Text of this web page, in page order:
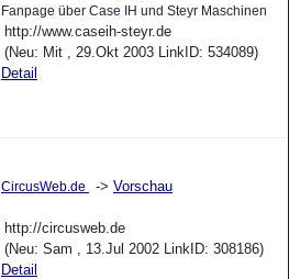
Fanpage über Case IH und Steyr Maschinen
http://www.caseih-steyr.de
(Neu: Mit , 29.Okt 2003 LinkID: 534089)
Detail
CircusWeb.de -> Vorschau
http://circusweb.de
(Neu: Sam , 13.Jul 2002 LinkID: 308186)
Detail